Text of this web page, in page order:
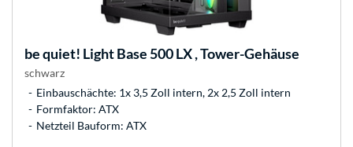
be quiet! Light Base 500 LX , Tower-Gehäuse
schwarz
Einbauschächte: 1x 3,5 Zoll intern, 2x 2,5 Zoll intern
Formfaktor: ATX
Netzteil Bauform: ATX